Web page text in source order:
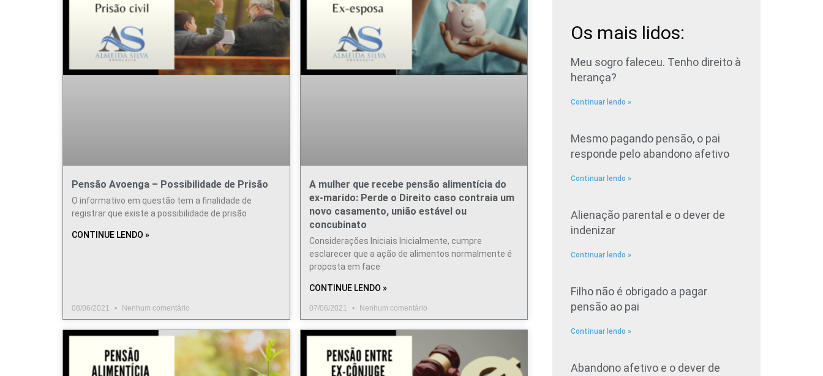
Pensão Avoenga – Possibilidade de Prisão
O informativo em questão tem a finalidade de
registrar que existe a possibilidade de prisão
CONTINUE LENDO »
08/06/2021 Nenhum comentário
A mulher que recebe pensão alimentícia do
ex-marido: Perde o Direito caso contraia um
novo casamento, união estável ou
concubinato
Considerações Iniciais Inicialmente, cumpre
esclarecer que a ação de alimentos normalmente é
proposta em face
CONTINUE LENDO »
07/06/2021 Nenhum comentário
Os mais lidos:
Meu sogro faleceu. Tenho direito à
herança?
Continuar lendo »
Mesmo pagando pensão, o pai
responde pelo abandono afetivo
Continuar lendo »
Alienação parental e o dever de
indenizar
Continuar lendo »
Filho não é obrigado a pagar
pensão ao pai
Continuar lendo »
Abandono afetivo e o dever de